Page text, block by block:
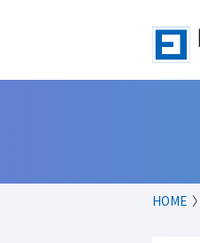
HOME